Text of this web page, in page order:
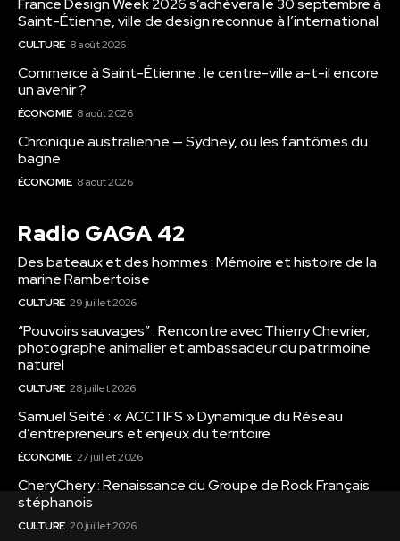
France Design Week 2026 s’achèvera le 30 septembre à
Saint-Étienne, ville de design reconnue à l’international
CULTURE 8 août 2026
Commerce à Saint-Étienne : le centre-ville a-t-il encore
un avenir ?
ÉCONOMIE 8 août 2026
Chronique australienne — Sydney, ou les fantômes du
bagne
ÉCONOMIE 8 août 2026
Radio GAGA 42
Des bateaux et des hommes : Mémoire et histoire de la
marine Rambertoise
CULTURE 29 juillet 2026
“Pouvoirs sauvages” : Rencontre avec Thierry Chevrier,
photographe animalier et ambassadeur du patrimoine
naturel
CULTURE 28 juillet 2026
Samuel Seité : « ACCTIFS » Dynamique du Réseau
d’entrepreneurs et enjeux du territoire
ÉCONOMIE 27 juillet 2026
CheryChery : Renaissance du Groupe de Rock Français
stéphanois
CULTURE 20 juillet 2026